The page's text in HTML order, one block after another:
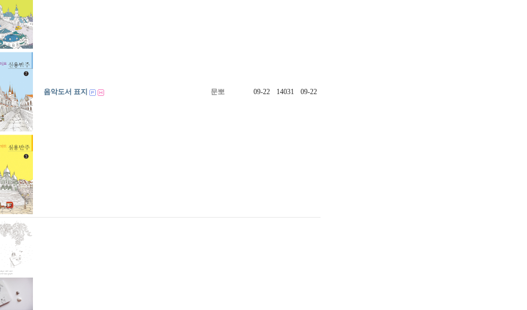
음악도서 표지 문뽀 09-22 14031 09-22